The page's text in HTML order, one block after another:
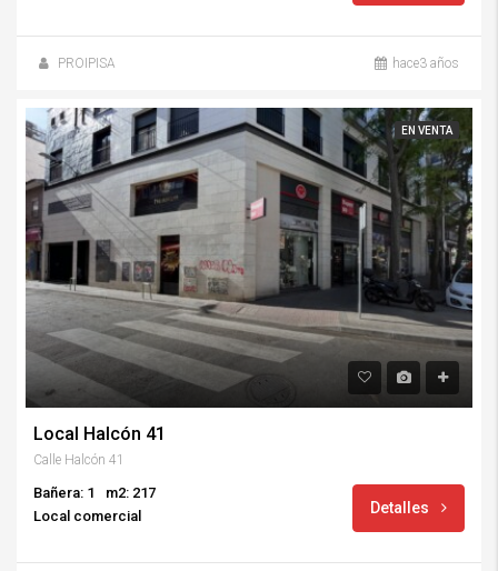
PROIPISA hace3 años
EN VENTA
Local Halcón 41
Calle Halcón 41
Bañera: 1
m2: 217
Local comercial
Detalles